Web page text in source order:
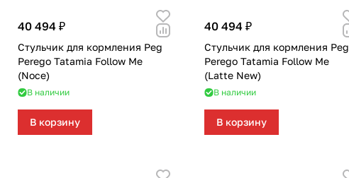
40 494 ₽
Стульчик для кормления Peg
Perego Tatamia Follow Me
(Noce)
В наличии
В корзину
40 494 ₽
Стульчик для кормления Peg
Perego Tatamia Follow Me
(Latte New)
В наличии
В корзину